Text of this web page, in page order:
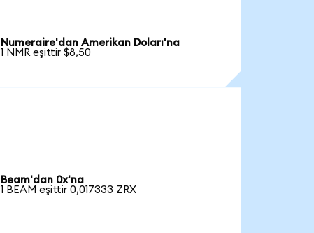
Numeraire'dan Amerikan Doları'na
1 NMR eşittir $8,50
Beam'dan 0x'na
1 BEAM eşittir 0,017333 ZRX